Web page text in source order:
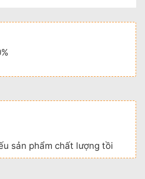
sản phẩm chất lượng tồi